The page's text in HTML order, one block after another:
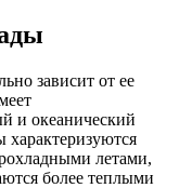
зависит от ее
и океанический
летами,
более теплыми